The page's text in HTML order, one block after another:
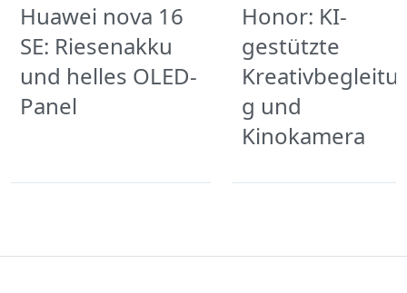
Huawei nova 16
SE: Riesenakku
und helles OLED-
Panel
Honor: KI-
gestützte
g und
Kinokamera